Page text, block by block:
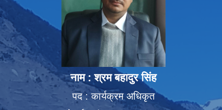
नाम : श्रम बहादुर सिंह
पद : कार्यक्रम अधिकृत